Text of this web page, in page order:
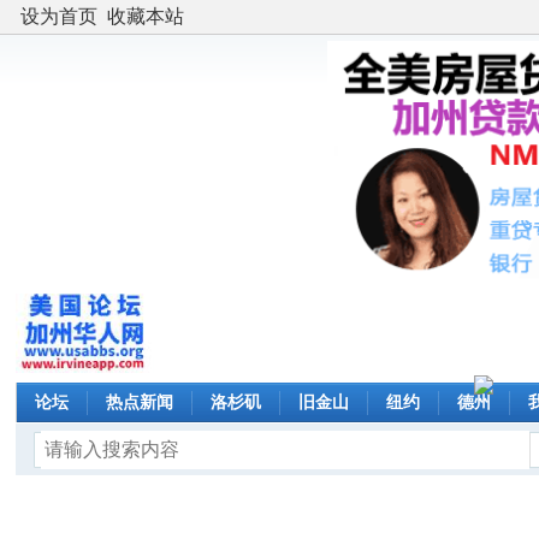
设为首页 收藏本站
论坛 热点新闻 洛杉矶 旧金山 纽约 德州